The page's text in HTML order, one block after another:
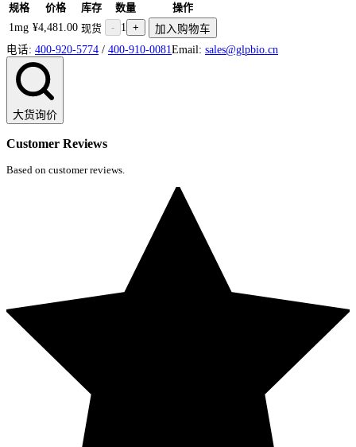
规格 价格 库存 数量
操作
1mg ¥4,481.00 现货 - 1 +
加入购物车
电话: 400-920-5774 / 400-910-0081 Email: sales@glpbio.cn
大货询价
Customer Reviews
Based on customer reviews.